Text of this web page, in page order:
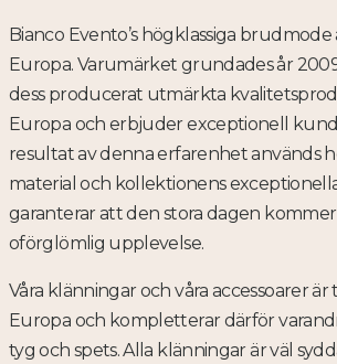
Bianco Evento’s högklassiga
Europa. Varumärket grundades år
dess producerat utmärkta
Europa och erbjuder exceptionell
resultat av denna erfarenhet används
material och kollektionens
garanterar att den stora dagen
oförglömlig upplevelse.
Våra klänningar och våra accessoarer är
Europa och kompletterar därför
tyg och spets. Alla klänningar är väl